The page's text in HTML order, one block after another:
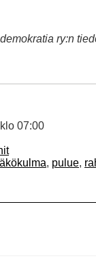
ry:n
07:00
, pulue,